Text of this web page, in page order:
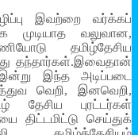
இவற்றை வர்க்கப்
வலுவான,
தமிழ்தேசிய
தந்தார்கள்.இவைதான்
இந்த அடிப்படை
வெறி, இனவெறி,
தேசிய புரட்டர்கள்
திட்டமிட்டு செய்துக்